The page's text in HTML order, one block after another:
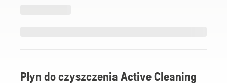
Płyn do czyszczenia Active Cleaning